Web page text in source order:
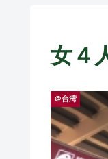
女４
＠台湾